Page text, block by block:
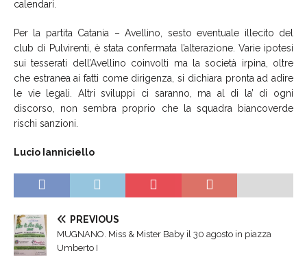
calendari.
Per la partita Catania – Avellino, sesto eventuale illecito del
club di Pulvirenti, è stata confermata l’alterazione. Varie ipotesi
sui tesserati dell’Avellino coinvolti ma la società irpina, oltre
che estranea ai fatti come dirigenza, si dichiara pronta ad adire
le vie legali. Altri sviluppi ci saranno, ma al di la’ di ogni
discorso, non sembra proprio che la squadra biancoverde
rischi sanzioni.
Lucio Ianniciello
PREVIOUS
MUGNANO. Miss & Mister Baby il 30 agosto in piazza
Umberto I